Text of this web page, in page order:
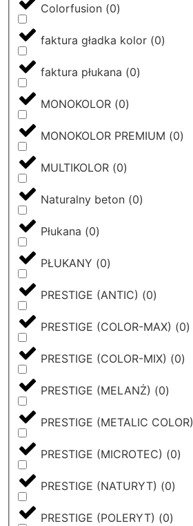
Colorfusion (0)
faktura gładka kolor (0)
faktura płukana (0)
MONOKOLOR (0)
MONOKOLOR PREMIUM (0)
MULTIKOLOR (0)
Naturalny beton (0)
Płukana (0)
PŁUKANY (0)
PRESTIGE (ANTIC) (0)
PRESTIGE (COLOR-MAX) (0)
PRESTIGE (COLOR-MIX) (0)
PRESTIGE (MELANŻ) (0)
PRESTIGE (METALIC COLOR)
PRESTIGE (MICROTEC) (0)
PRESTIGE (NATURYT) (0)
PRESTIGE (POLERYT) (0)